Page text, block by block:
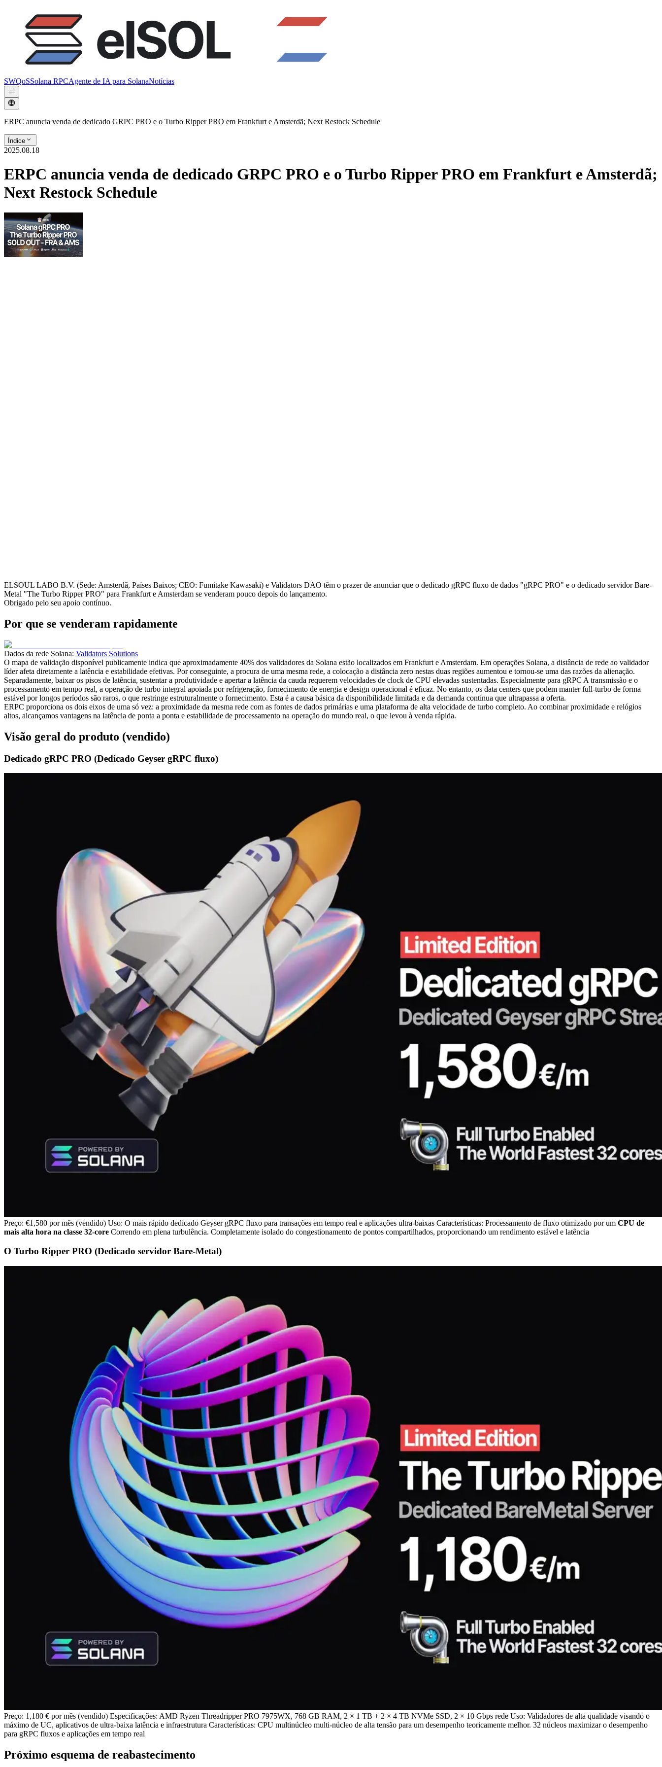
SWQoSSolana RPCAgente de IA para SolanaNotícias
ERPC anuncia venda de dedicado GRPC PRO e o Turbo Ripper PRO em Frankfurt e Amsterdã; Next Restock Schedule
Índice
2025.08.18
ERPC anuncia venda de dedicado GRPC PRO e o Turbo Ripper PRO em Frankfurt e Amsterdã;
Next Restock Schedule
ELSOUL LABO B.V. (Sede: Amsterdã, Países Baixos; CEO: Fumitake Kawasaki) e Validators DAO têm o prazer de anunciar que o dedicado gRPC fluxo de dados "gRPC PRO" e o dedicado servidor Bare-
Metal "The Turbo Ripper PRO" para Frankfurt e Amsterdam se venderam pouco depois do lançamento.
Obrigado pelo seu apoio contínuo.
Por que se venderam rapidamente
Dados da rede Solana: Validators Solutions
O mapa de validação disponível publicamente indica que aproximadamente 40% dos validadores da Solana estão localizados em Frankfurt e Amsterdam. Em operações Solana, a distância de rede ao validador
líder afeta diretamente a latência e estabilidade efetivas. Por conseguinte, a procura de uma mesma rede, a colocação a distância zero nestas duas regiões aumentou e tornou-se uma das razões da alienação.
Separadamente, baixar os pisos de latência, sustentar a produtividade e apertar a latência da cauda requerem velocidades de clock de CPU elevadas sustentadas. Especialmente para gRPC A transmissão e o
processamento em tempo real, a operação de turbo integral apoiada por refrigeração, fornecimento de energia e design operacional é eficaz. No entanto, os data centers que podem manter full-turbo de forma
estável por longos períodos são raros, o que restringe estruturalmente o fornecimento. Esta é a causa básica da disponibilidade limitada e da demanda contínua que ultrapassa a oferta.
ERPC proporciona os dois eixos de uma só vez: a proximidade da mesma rede com as fontes de dados primárias e uma plataforma de alta velocidade de turbo completo. Ao combinar proximidade e relógios
altos, alcançamos vantagens na latência de ponta a ponta e estabilidade de processamento na operação do mundo real, o que levou à venda rápida.
Visão geral do produto (vendido)
Dedicado gRPC PRO (Dedicado Geyser gRPC fluxo)
Preço: €1,580 por mês (vendido) Uso: O mais rápido dedicado Geyser gRPC fluxo para transações em tempo real e aplicações ultra-baixas Características: Processamento de fluxo otimizado por um CPU de
mais alta hora na classe 32-core Correndo em plena turbulência. Completamente isolado do congestionamento de pontos compartilhados, proporcionando um rendimento estável e latência
O Turbo Ripper PRO (Dedicado servidor Bare-Metal)
Preço: 1,180 € por mês (vendido) Especificações: AMD Ryzen Threadripper PRO 7975WX, 768 GB RAM, 2 × 1 TB + 2 × 4 TB NVMe SSD, 2 × 10 Gbps rede Uso: Validadores de alta qualidade visando o
máximo de UC, aplicativos de ultra-baixa latência e infraestrutura Características: CPU multinúcleo multi-núcleo de alta tensão para um desempenho teoricamente melhor. 32 núcleos maximizar o desempenho
para gRPC fluxos e aplicações em tempo real
Próximo esquema de reabastecimento